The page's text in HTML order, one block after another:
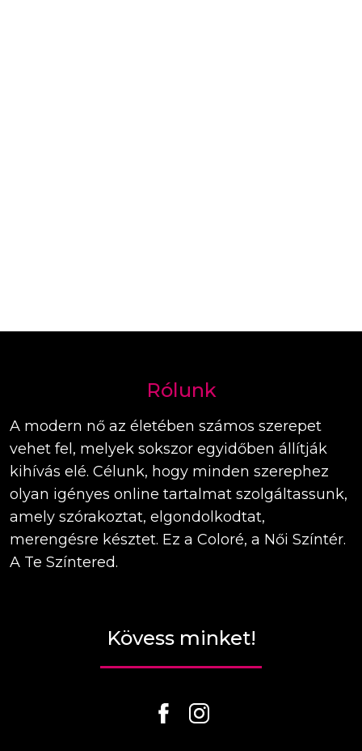
Rólunk
A modern nő az életében számos szerepet
vehet fel, melyek sokszor egyidőben állítják
kihívás elé. Célunk, hogy minden szerephez
olyan igényes online tartalmat szolgáltassunk,
amely szórakoztat, elgondolkodtat,
merengésre késztet. Ez a Coloré, a Női Színtér.
A Te Színtered.
Kövess minket!